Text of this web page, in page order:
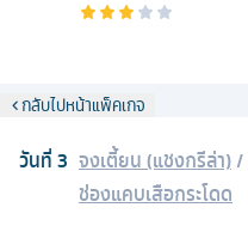
กลับไปหน้าแพ็คเกจ
วันที่3 จงเตี้ยน (แชงกรีล่า)/
ช่องแคบเสือกระโดด